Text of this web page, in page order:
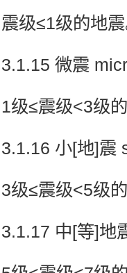
震级≤1级的地
3.1.15 微震
1级≤震级<3级
3.1.16 小[地]震
3级≤震级<5级
3.1.17 中[等]地